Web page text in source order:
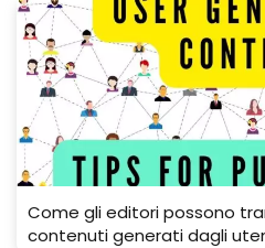
Come gli editori possono
contenuti generati dagli